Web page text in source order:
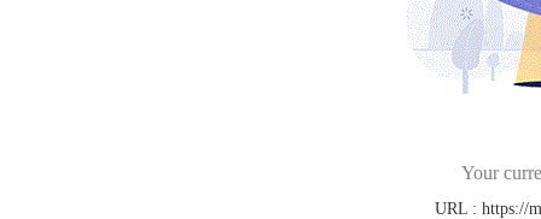
Your
URL : https://